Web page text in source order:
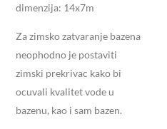
dimenzija: 14x7m
Za zimsko zatvaranje bazena
neophodno je postaviti
zimski prekrivac kako bi
ocuvali kvalitet vode u
bazenu, kao i sam bazen.